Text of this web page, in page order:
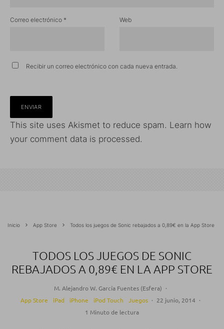
Correo electrónico * Web
Recibir un correo electrónico con cada nueva entrada.
This site uses Akismet to reduce spam. Learn how
your comment data is processed.
Inicio App Store Todos los juegos de Sonic rebajados a 0,89€ en la App Store
TODOS LOS JUEGOS DE SONIC
REBAJADOS A 0,89€ EN LA APP STORE
M. Alejandro W. García Fuentes (Esfera) ·
App Store
iPad iPhone iPod Touch Juegos · 22 junio, 2014 ·
1 Minuto de lectura